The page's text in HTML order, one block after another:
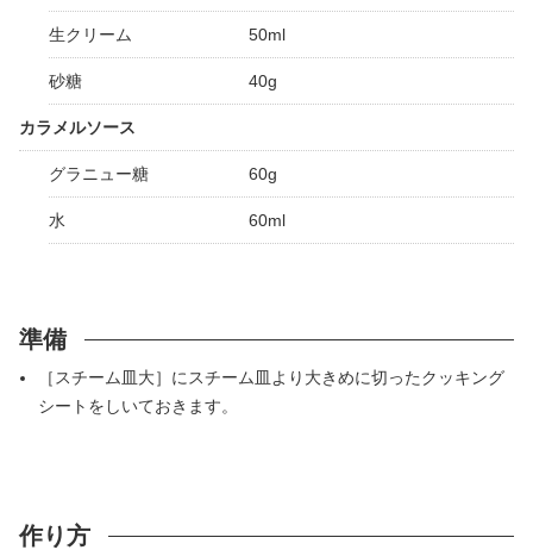
生クリーム 50ml
砂糖 40g
カラメルソース
グラニュー糖 60g
水 60ml
準備
［スチーム皿大］にスチーム皿より大きめに切ったクッキング
シートをしいておきます。
作り方